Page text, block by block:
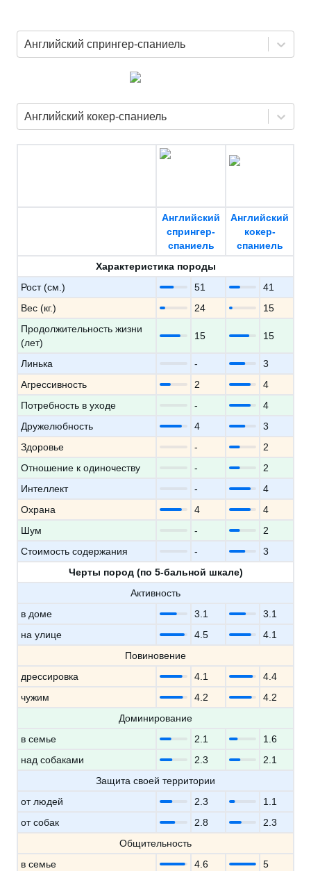
Английский спрингер-спаниель
Английский кокер-спаниель
Английский
спрингер-
спаниель
Английский
кокер-
спаниель
Характеристика породы
Рост (см.)
51
41
Вес (кг.)
24
15
Продолжительность жизни
(лет)
15 15
Линька -
3
Агрессивность
2
4
Потребность в уходе
-
4
Дружелюбность
4
3
Здоровье
-
2
Отношение к одиночеству
-
2
Интеллект
-
4
Охрана
4
4
Шум
-
2
Стоимость содержания
-
3
Черты пород (по 5-бальной шкале)
Активность
в доме
3.1
3.1
на улице
4.5
4.1
Повиновение
дрессировка
4.1
4.4
чужим
4.2
4.2
Доминирование
в семье
2.1
1.6
над собаками
2.3
2.1
Защита своей территории
от людей
2.3
1.1
от собак
2.8
2.3
Общительность
в семье
4.6
5